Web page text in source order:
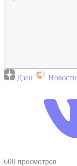
Дзен Новости
600 просмотров